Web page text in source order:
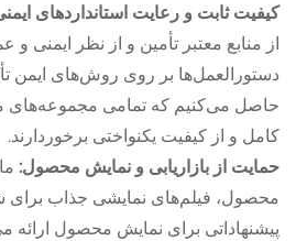
کیفیت ثابت و رعایت استانداردهای
از منابع معتبر تأمین و از نظر ایمنی و
دستورالعمل‌ها بر روی روش‌های ایمن
حاصل می‌کنیم که تمامی
کامل و از کیفیت یکنواختی برخوردارند.
حمایت از بازاریابی و نمایش محصول:
محصول، فیلم‌های نمایشی جذاب برای
پیشنهاداتی برای نمایش محصول ارائه